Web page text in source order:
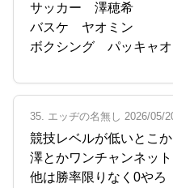
サッカー 澤穂希
バスケ ヤオミン
ボクシング パッキャオ
35. エッヂの名無し 2026/05/
競技レベルが低いとこ
澤とかワンチャンネッ
他は勝率限りなく0やろ